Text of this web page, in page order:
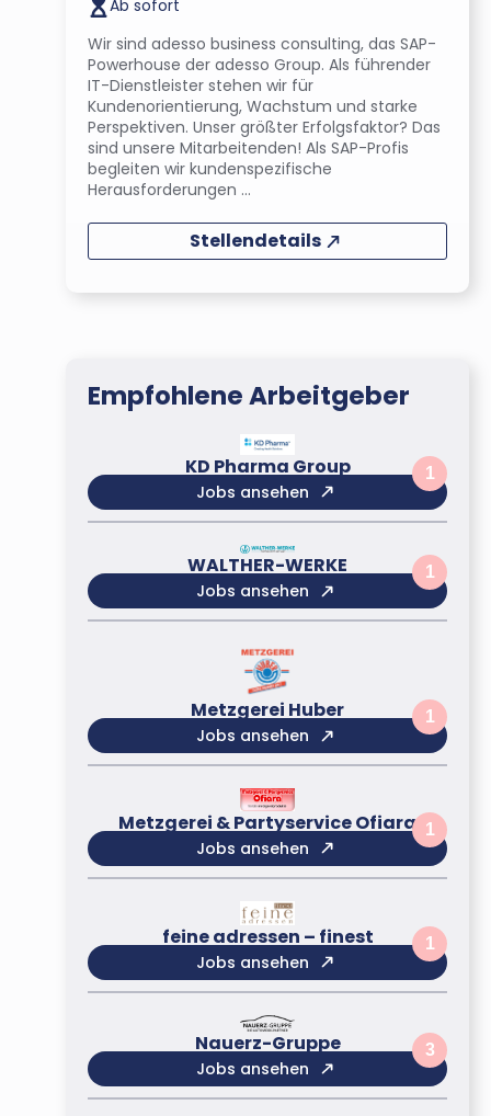
Ab sofort
Wir sind adesso business consulting, das SAP-
Powerhouse der adesso Group. Als führender
IT-Dienstleister stehen wir für
Kundenorientierung, Wachstum und starke
Perspektiven. Unser größter Erfolgsfaktor? Das
sind unsere Mitarbeitenden! Als SAP-Profis
begleiten wir kundenspezifische
Herausforderungen ...
Stellendetails
Empfohlene Arbeitgeber
KD Pharma Group 1
Jobs ansehen
WALTHER-WERKE 1
Jobs ansehen
Metzgerei Huber 1
Jobs ansehen
Metzgerei & Partyservice Ofiara 1
Jobs ansehen
feine adressen – finest 1
Jobs ansehen
Nauerz-Gruppe 3
Jobs ansehen